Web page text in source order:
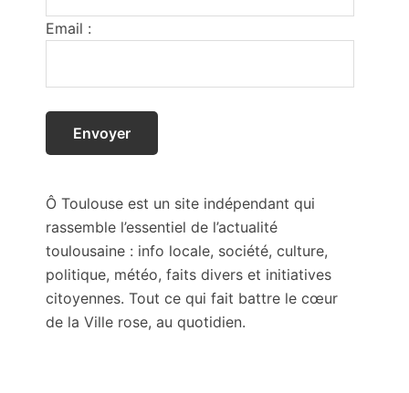
Email :
Ô Toulouse est un site indépendant qui
rassemble l’essentiel de l’actualité
toulousaine : info locale, société, culture,
politique, météo, faits divers et initiatives
citoyennes. Tout ce qui fait battre le cœur
de la Ville rose, au quotidien.